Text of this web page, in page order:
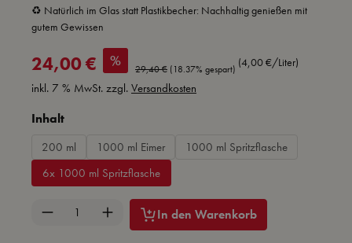
♻️ Natürlich im Glas statt Plastikbecher: Nachhaltig genießen mit
gutem Gewissen
Verkaufspreis:
24,00 € % Regulärer Preis:
29,40 € (18.37% gespart)
(4,00 €/Liter)
inkl. 7 % MwSt. zzgl. Versandkosten
Inhaltauswählen
200 ml 1000 ml Eimer
1000 ml Spritzflasche
6x 1000 ml Spritzflasche
Produkt Anzahl: Gib den gewünschten Wert
In den Warenkorb